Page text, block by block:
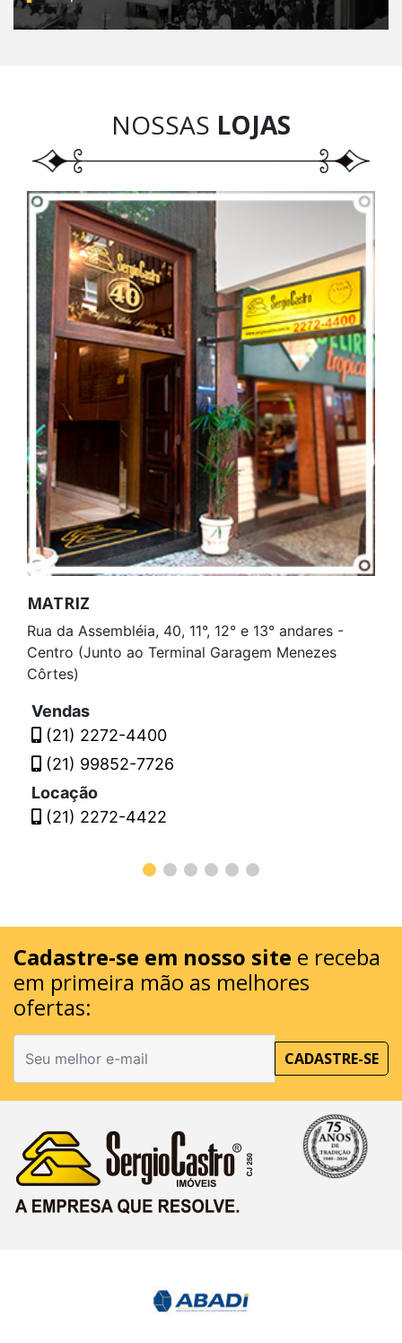
NOSSAS LOJAS
MATRIZ
Rua da Assembléia, 40, 11°, 12° e 13° andares -
Centro (Junto ao Terminal Garagem Menezes
Côrtes)
Vendas
(21) 2272-4400
(21) 99852-7726
Locação
(21) 2272-4422
Cadastre-se em nosso site e receba
em primeira mão as melhores
ofertas:
CADASTRE-SE